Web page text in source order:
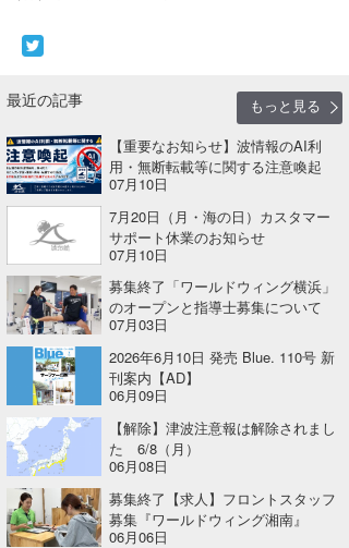
最近の記事
もっと見る
【重要なお知らせ】波情報のAI利
用・無断転載等に関する注意喚起
07月10日
7月20日（月・海の日）カスタマー
サポート休業のお知らせ
07月10日
募集終了「ワールドウィング横浜」
のオープンと指導士募集について
07月03日
2026年6月10日 発売 Blue. 110号 新
刊案内【AD】
06月09日
【解除】津波注意報は解除されまし
た 6/8（月）
06月08日
募集終了【求人】フロントスタッフ
募集『ワールドウィング湘南』
06月06日
Naoya Kimoto
mitsuteru Kamio
Yasunari Inoue
Yoshiyuki Obata
arukasvision
DELTA FORCE SURF
CBA Films
熊谷素子
メディア
SURFMEDIA
Colors MAGAZINE
WAVAL
波伝説アンバサダー/プロライダー
福島寿実子
中浦“JET”章
嵯峨明日香
進士剛光
田原啓江
植村未来
NOBUFUKU
大野”MAR”修聖
波伝説スタッフ
☆加藤
+☆maki☆+
Aichan
chan-U
ECE
G◎Da
H
波伝説